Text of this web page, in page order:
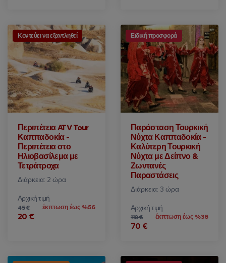
Κοντεύει να εξαντληθεί
Περιπέτεια ATV Tour
Καππαδοκία -
Περιπέτεια στο
Ηλιοβασίλεμα με
Τετράτροχα
Διάρκεια: 2 ώρα
Αρχική τιμή
45 €
20 €
έκπτωση έως %56
Ειδική προσφορά
Παράσταση Τουρκική
Νύχτα Καππαδοκία -
Καλύτερη Τουρκική
Νύχτα με Δείπνο &
Ζωντανές
Παραστάσεις
Διάρκεια: 3 ώρα
Αρχική τιμή
110 €
70 €
έκπτωση έως %36